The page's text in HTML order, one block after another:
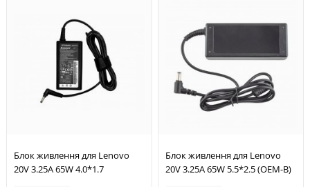
Блок живлення для Lenovo
20V 3.25A 65W 4.0*1.7
Блок живлення для Lenovo
20V 3.25A 65W 5.5*2.5 (OEM-B)